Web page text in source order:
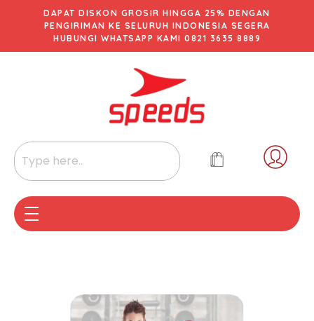
DAPAT DISKON GROSIR HINGGA 25% DENGAN
PENGIRIMAN KE SELURUH INDONESIA SEGERA
HUBUNGI WHATSAPP KAMI 0821 3635 8889